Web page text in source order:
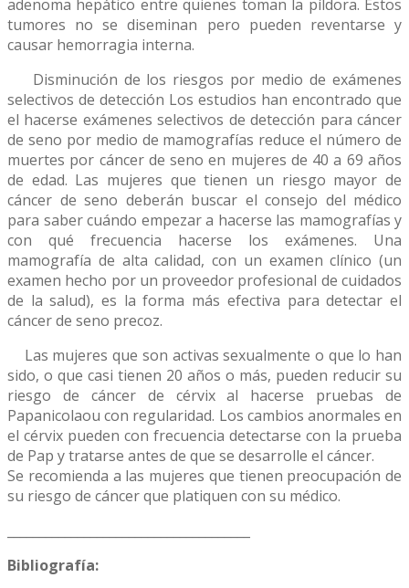
adenoma hepático entre quienes toman la píldora. Estos
tumores no se diseminan pero pueden reventarse y
causar hemorragia interna.
Disminución de los riesgos por medio de exámenes
selectivos de detección Los estudios han encontrado que
el hacerse exámenes selectivos de detección para cáncer
de seno por medio de mamografías reduce el número de
muertes por cáncer de seno en mujeres de 40 a 69 años
de edad. Las mujeres que tienen un riesgo mayor de
cáncer de seno deberán buscar el consejo del médico
para saber cuándo empezar a hacerse las mamografías y
con qué frecuencia hacerse los exámenes. Una
mamografía de alta calidad, con un examen clínico (un
examen hecho por un proveedor profesional de cuidados
de la salud), es la forma más efectiva para detectar el
cáncer de seno precoz.
Las mujeres que son activas sexualmente o que lo han
sido, o que casi tienen 20 años o más, pueden reducir su
riesgo de cáncer de cérvix al hacerse pruebas de
Papanicolaou con regularidad. Los cambios anormales en
el cérvix pueden con frecuencia detectarse con la prueba
de Pap y tratarse antes de que se desarrolle el cáncer.
Se recomienda a las mujeres que tienen preocupación de
su riesgo de cáncer que platiquen con su médico.
Bibliografía: